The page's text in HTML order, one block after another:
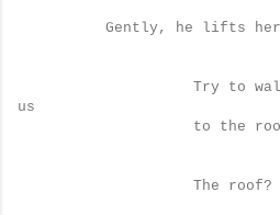
Gently, he lifts
Try to
us
to the
The roof?